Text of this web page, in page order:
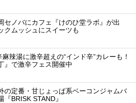
セノバにカフェ『けのひ堂ラボ』が出
クムッシュにスイーツも
辣湯に激辛超えの“インド辛”カレーも！
』で激辛フェス開催中
の定番・甘じょっぱ系ベーコンジャムバ
『BRISK STAND』